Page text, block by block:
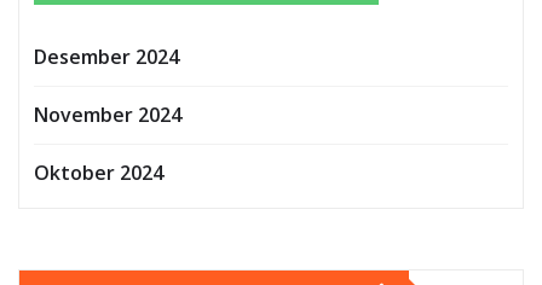
Desember 2024
November 2024
Oktober 2024